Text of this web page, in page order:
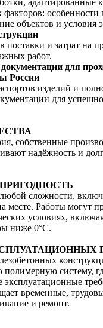
особенности
объектов и условия
поставки и затрат на
работ.
для
России
изделий и
для
собственные
надёжность и
сложности,
месте. Работы могут
условиях,
ниже 0°С.
систему,
эксплуатационные
временные,
и ремонт.